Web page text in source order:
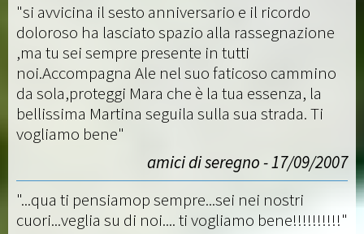
"si avvicina il sesto anniversario e il ricordo
doloroso ha lasciato spazio alla rassegnazione
,ma tu sei sempre presente in tutti
noi.Accompagna Ale nel suo faticoso cammino
da sola,proteggi Mara che è la tua essenza, la
bellissima Martina seguila sulla sua strada. Ti
vogliamo bene"
amici di seregno - 17/09/2007
"...qua ti pensiamop sempre...sei nei nostri
cuori...veglia su di noi.... ti vogliamo bene!!!!!!!!!!"